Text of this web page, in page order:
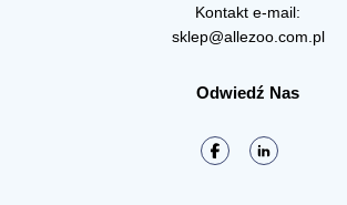
Kontakt e-mail:
sklep@allezoo.com.pl
Odwiedź Nas